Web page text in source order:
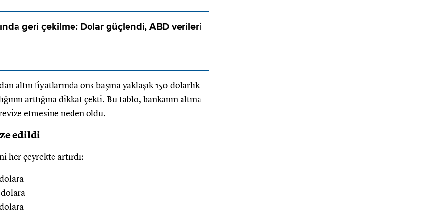
geri çekilme: Dolar güçlendi, ABD verileri
altın fiyatlarında ons başına yaklaşık 150 dolarlık
arttığına dikkat çekti. Bu tablo, bankanın altına
etmesine neden oldu.
edildi
her çeyrekte artırdı: